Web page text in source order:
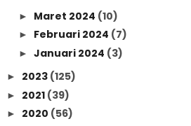
► Maret 2024 (10)
► Februari 2024 (7)
► Januari 2024 (3)
► 2023 (125)
► 2021 (39)
► 2020 (56)